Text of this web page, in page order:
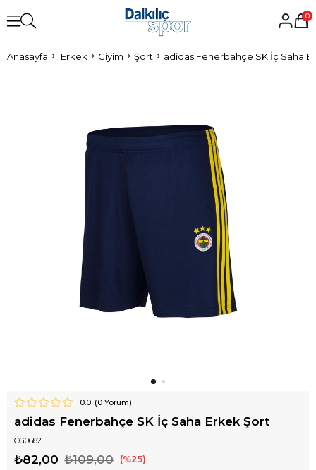
0
Anasayfa Erkek Giyim Şort adidas Fenerbahçe SK İç Saha
0.0 (0Yorum)
adidas Fenerbahçe SK İç Saha Erkek Şort
CG0682
₺109,00
₺82,00 25